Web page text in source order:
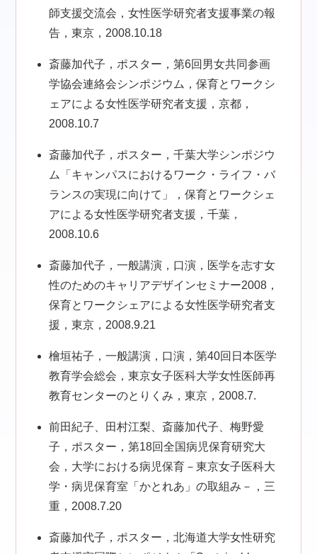
師支援交流会，女性医学研究者支援事業の報
告，東京，2008.10.18
斎藤加代子，ポスター，第6回男女共同参画
学協会連絡会シンポジウム，保育とワークシ
ェアによる女性医学研究者支援，京都，
2008.10.7
斎藤加代子，ポスター，千葉大学シンポジウ
ム「キャンパスにおけるワーク・ライフ・バ
ランスの実現に向けて」，保育とワークシェ
アによる女性医学研究者支援，千葉，
2008.10.6
斎藤加代子，一般講演，口演，医学を志す女
性のためのキャリアデザインセミナー2008，
保育とワークシェアによる女性医学研究者支
援，東京，2008.9.21
檜垣祐子，一般講演，口演，第40回日本医学
教育学会総会，東京女子医科大学女性医師再
教育センターのとりくみ，東京，2008.7.
前田紀子、田村江梨、斎藤加代子、梅野愛
子，ポスター，第18回全国病児保育研究大
会，大学における病児保育－東京女子医科大
学・病児保育室「かとれあ」の取組み－，三
重，2008.7.20
斎藤加代子，ポスター，北海道大学女性研究